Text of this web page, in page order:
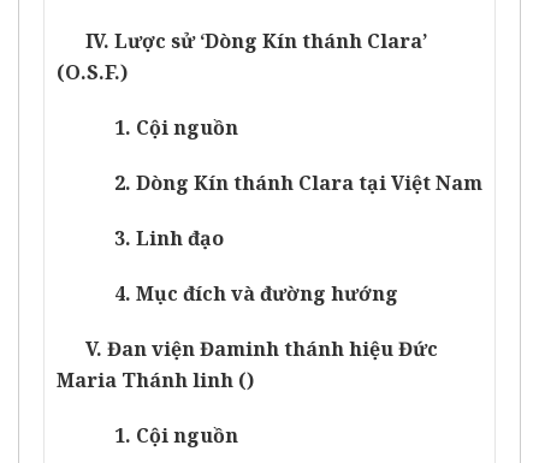
IV. Lược sử ‘Dòng Kín thánh Clara’
(O.S.F.)
1. Cội nguồn
2. Dòng Kín thánh Clara tại Việt Nam
3. Linh đạo
4. Mục đích và đường hướng
V. Đan viện Đaminh thánh hiệu Đức
Maria Thánh linh ()
1. Cội nguồn